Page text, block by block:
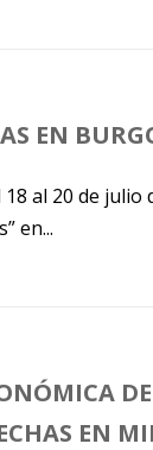
EN
18 al 20 de
en...
EN